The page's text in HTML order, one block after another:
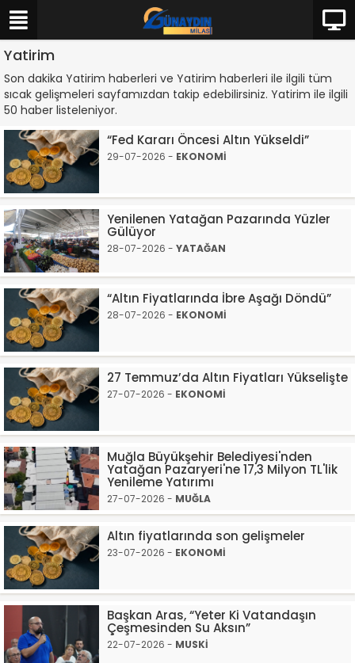
Yatirim
Son dakika Yatirim haberleri ve Yatirim haberleri ile ilgili tüm
sıcak gelişmeleri sayfamızdan takip edebilirsiniz. Yatirim ile ilgili
50 haber listeleniyor.
“Fed Kararı Öncesi Altın Yükseldi”
29-07-2026 - EKONOMİ
Yenilenen Yatağan Pazarında Yüzler
Gülüyor
28-07-2026 - YATAĞAN
“Altın Fiyatlarında İbre Aşağı Döndü”
28-07-2026 - EKONOMİ
27 Temmuz’da Altın Fiyatları Yükselişte
27-07-2026 - EKONOMİ
Muğla Büyükşehir Belediyesi'nden
Yatağan Pazaryeri'ne 17,3 Milyon TL'lik
Yenileme Yatırımı
27-07-2026 - MUĞLA
Altın fiyatlarında son gelişmeler
23-07-2026 - EKONOMİ
Başkan Aras, “Yeter Ki Vatandaşın
Çeşmesinden Su Aksın”
22-07-2026 - MUSKİ